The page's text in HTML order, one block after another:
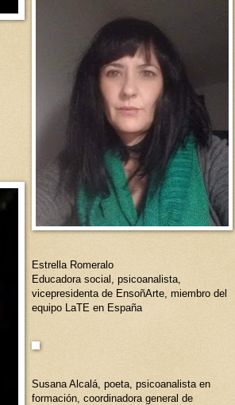
Estrella Romeralo
Educadora social, psicoanalista,
vicepresidenta de EnsoñArte, miembro del
equipo LaTE en España
Susana Alcalá, poeta, psicoanalista en
formación, coordinadora general de